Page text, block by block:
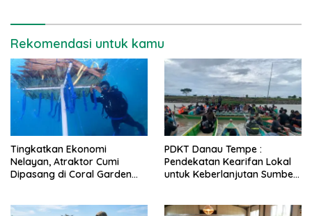
Rekomendasi untuk kamu
Tingkatkan Ekonomi
Nelayan, Atraktor Cumi
Dipasang di Coral Garden
PDKT Danau Tempe :
Pendekatan Kearifan Lokal
untuk Keberlanjutan Sumber